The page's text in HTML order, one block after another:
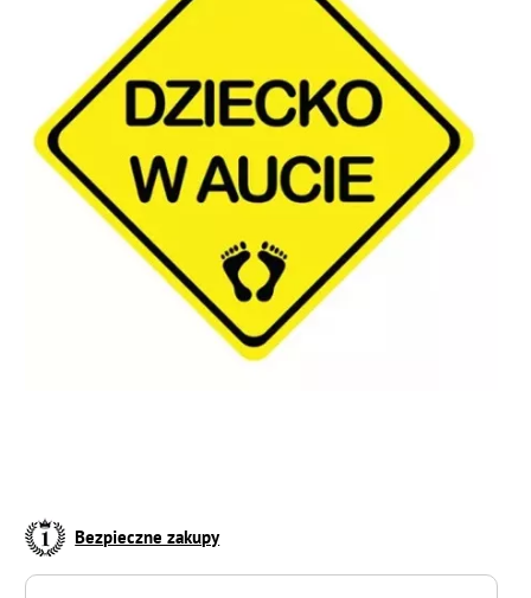
Bezpieczne zakupy